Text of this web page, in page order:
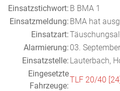
Einsatzstichwort: B BMA 1
Einsatzmeldung: BMA hat
Einsatzart:
Alarmierung: 03.
Einsatzstelle: Lauterbach,
Eingesetzte
Fahrzeuge:
TLF 20/40 [24]